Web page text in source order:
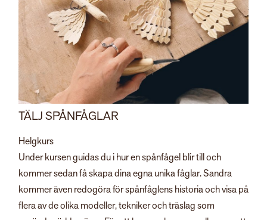
TÄLJ SPÅNFÅGLAR
Helgkurs
Under kursen guidas du i hur en spånfågel blir till och
kommer sedan få skapa dina egna unika fåglar. Sandra
kommer även redogöra för spånfåglens historia och visa på
flera av de olika modeller, tekniker och träslag som